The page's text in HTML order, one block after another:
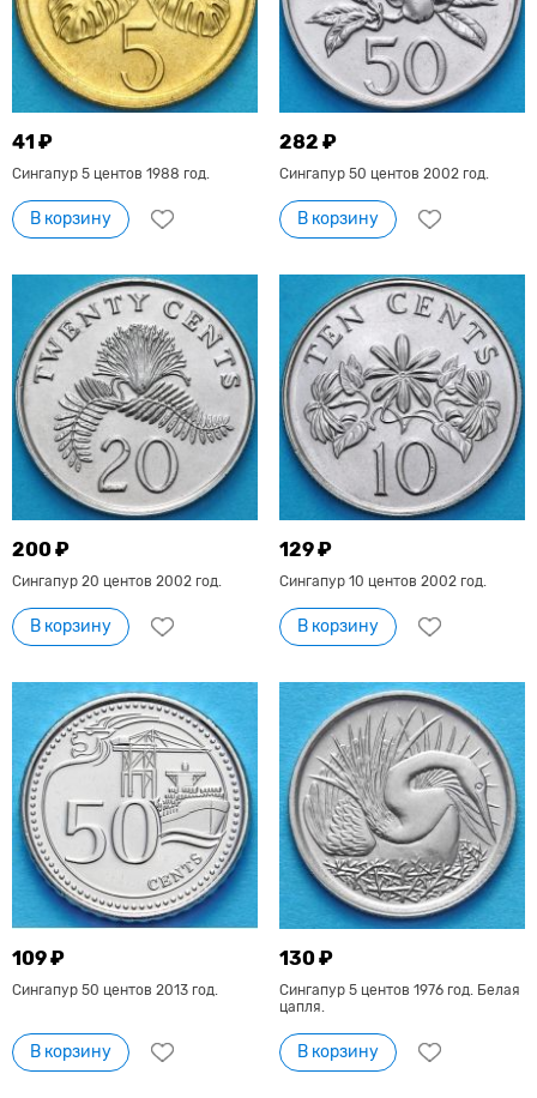
41 ₽
Сингапур 5 центов 1988 год.
В корзину
282 ₽
Сингапур 50 центов 2002 год.
В корзину
200 ₽
Сингапур 20 центов 2002 год.
В корзину
129 ₽
Сингапур 10 центов 2002 год.
В корзину
109 ₽
Сингапур 50 центов 2013 год.
В корзину
130 ₽
Сингапур 5 центов 1976 год. Белая
цапля.
В корзину